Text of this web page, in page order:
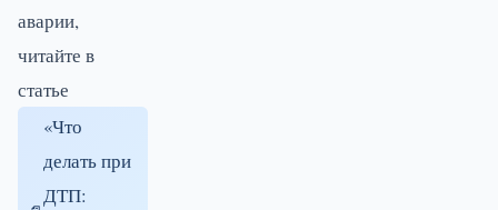
аварии,
читайте в
статье
«Что
делать при
ДТП: